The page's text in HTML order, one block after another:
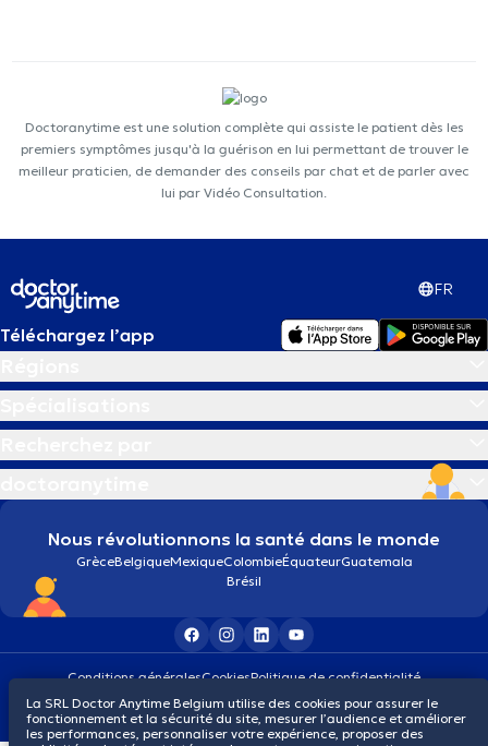
Doctoranytime est une solution complète qui assiste le patient dès les
premiers symptômes jusqu'à la guérison en lui permettant de trouver le
meilleur praticien, de demander des conseils par chat et de parler avec
lui par Vidéo Consultation.
FR
Téléchargez l’app
Nous révolutionnons la santé dans le monde
GrèceBelgiqueMexiqueColombieÉquateurGuatemala
Brésil
Conditions généralesCookiesPolitique de confidentialité
© 2026 doctoranytime
La SRL Doctor Anytime Belgium utilise des cookies pour assurer le
fonctionnement et la sécurité du site, mesurer l’audience et améliorer
les performances, personnaliser votre expérience, proposer des